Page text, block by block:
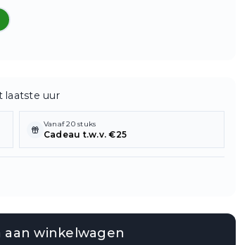
laatste uur
Vanaf 20 stuks
Cadeau t.w.v. €25
aan winkelwagen